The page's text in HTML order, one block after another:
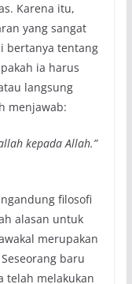
Karena itu,
yang sangat
bertanya tentang
ia harus
langsung
menjawab:
kepada Allah.”
filosofi
alasan untuk
merupakan
baru
telah melakukan